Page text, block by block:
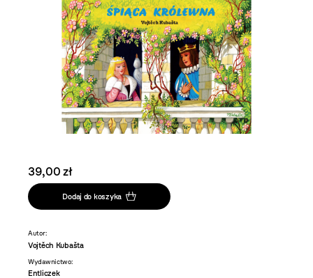
39,00 zł
Dodaj do koszyka
Autor:
Vojtěch Kubašta
Wydawnictwo:
Entliczek